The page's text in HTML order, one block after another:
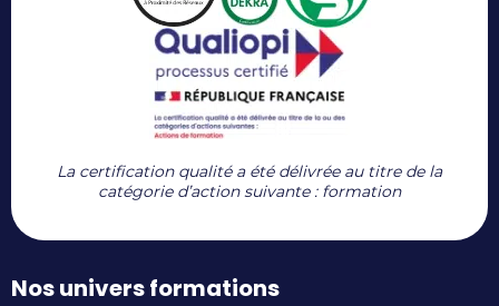
La certification qualité a été délivrée au titre de la
catégorie d’action suivante : formation
Nos univers formations